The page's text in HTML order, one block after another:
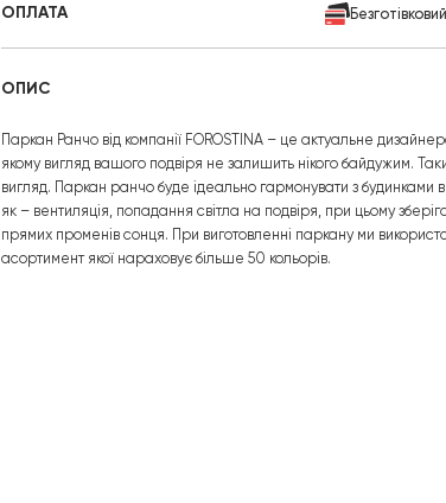
ОПЛАТА
ОПИС
Паркан Ранчо від компанії FOROSTINA – це актуальне
якому вигляд вашого подвіря не залишить нікого байдужим.
вигляд. Паркан ранчо буде ідеально гармонувати з будинками
як – вентиляція, попадання світла на подвіря, при цьому
прямих променів сонця. При виготовленні паркану ми
асортимент якої нараховує більше 50 кольорів.